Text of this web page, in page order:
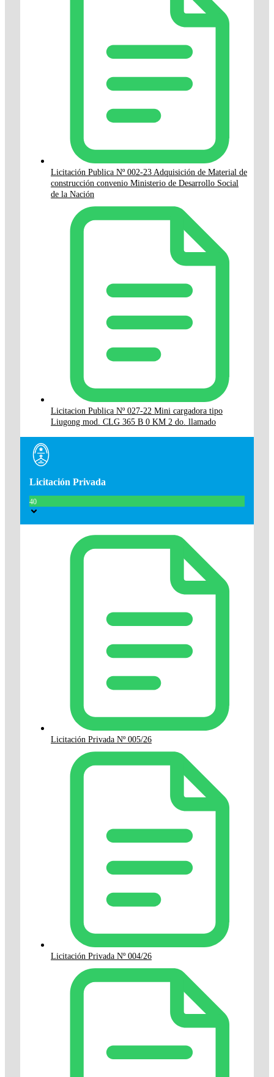
Licitación Publica Nº 002-23 Adquisición de Material de
construcción convenio Ministerio de Desarrollo Social
de la Nación
Licitacion Publica Nº 027-22 Mini cargadora tipo
Liugong mod. CLG 365 B 0 KM 2 do. llamado
Licitación Privada
40
Licitación Privada Nº 005/26
Licitación Privada Nº 004/26